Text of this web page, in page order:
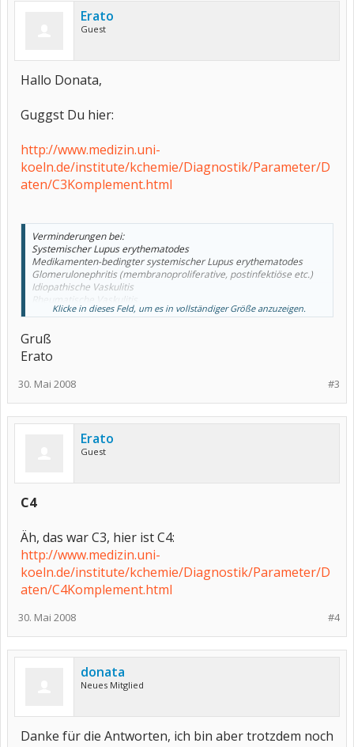
Erato
Guest
Hallo Donata,
Guggst Du hier:
http://www.medizin.uni-
koeln.de/institute/kchemie/Diagnostik/Parameter/D
aten/C3Komplement.html
Verminderungen bei:
Systemischer Lupus erythematodes
Medikamenten-bedingter systemischer Lupus erythematodes
Glomerulonephritis (membranoproliferative, postinfektiöse etc.)
Idiopathische Vaskulitis
Rheumatische Vaskulitis
Kryoglobulinämie
Sepsis
Akute Pankreatitis
Hereditärer Mangel (C3-, Faktor H-, Faktor I-Mangel)
Klicke in dieses Feld, um es in vollständiger Größe anzuzeigen.
Gruß
Erato
#3
30. Mai 2008
Erato
Guest
C4
Äh, das war C3, hier ist C4:
http://www.medizin.uni-
koeln.de/institute/kchemie/Diagnostik/Parameter/D
aten/C4Komplement.html
#4
30. Mai 2008
donata
Neues Mitglied
Danke für die Antworten, ich bin aber trotzdem noch